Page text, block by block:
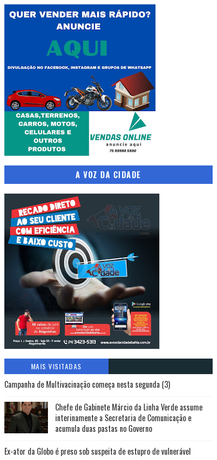
A VOZ DA CIDADE
MAIS VISITADAS
Campanha de Multivacinação começa nesta segunda (3)
Chefe de Gabinete Márcio da Linha Verde assume
interinamente a Secretaria de Comunicação e
acumula duas pastas no Governo
Ex-ator da Globo é preso sob suspeita de estupro de vulnerável